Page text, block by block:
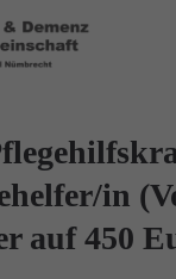
in
auf 450